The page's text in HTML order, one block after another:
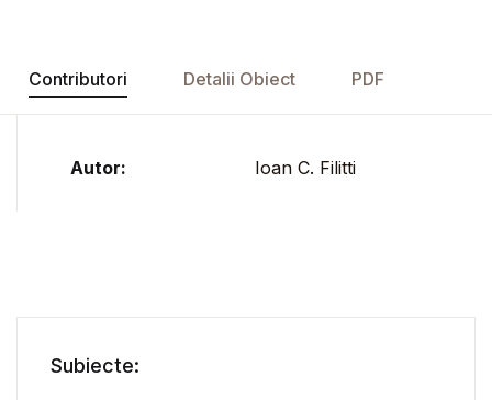
Contributori Detalii Obiect PDF
Autor: Ioan C. Filitti
Subiecte: